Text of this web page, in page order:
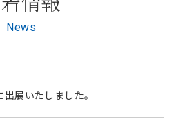
News
展いたしました。